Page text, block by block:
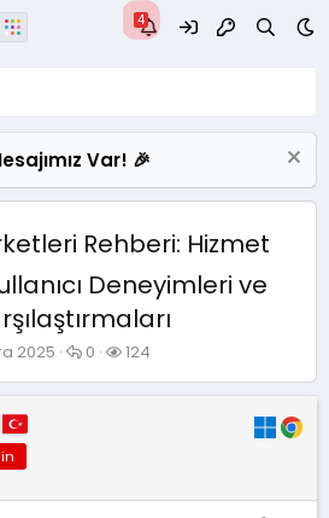
Var! 🎉
Rehberi: Hizmet
Deneyimleri ve
2025
C
r
0
G
l
124